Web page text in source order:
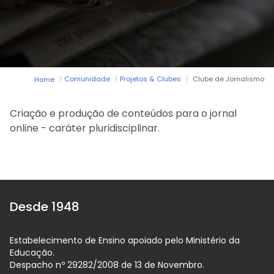
História
Tabela de Preços
Testemunhos
Perguntas Frequentes
Jornal Digital
Home Comunidade Projetos & Clubes Clube de Jornalismo
Criação e produção de conteúdos para o jornal
online - caráter pluridisciplinar.
Desde 1948
Estabelecimento de Ensino apoiado pelo Ministério da
Educação.
Despacho nº 29282/2008 de 13 de Novembro.